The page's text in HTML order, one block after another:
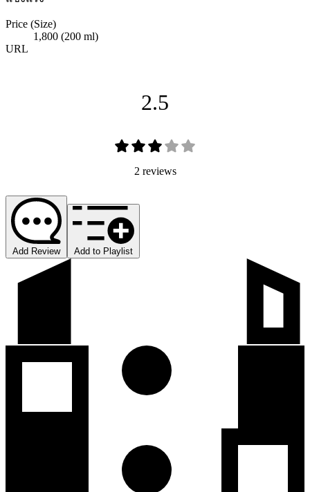
Price (Size)
1,800 (200 ml)
URL
2.5
2 reviews
Add Review Add to Playlist